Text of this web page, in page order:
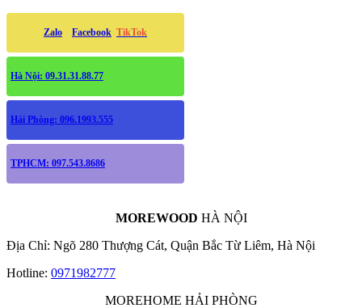
Zalo Facebook TikTok
Hà Nội: 09.31.31.88.77
Hải Phòng: 096.1993.555
TPHCM: 097.543.8686
MOREWOOD HÀ NỘI
Địa Chỉ: Ngõ 280 Thượng Cát, Quận Bắc Từ Liêm, Hà Nội
Hotline: 0971982777
MOREHOME HẢI PHÒNG